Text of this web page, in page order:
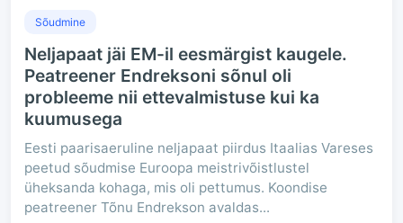
Sõudmine
Neljapaat jäi EM-il eesmärgist kaugele.
Peatreener Endreksoni sõnul oli
probleeme nii ettevalmistuse kui ka
kuumusega
Eesti paarisaeruline neljapaat piirdus Itaalias Vareses
peetud sõudmise Euroopa meistrivõistlustel
üheksanda kohaga, mis oli pettumus. Koondise
peatreener Tõnu Endrekson avaldas...